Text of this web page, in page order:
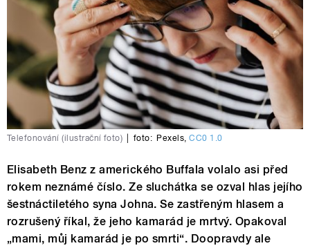
Telefonování (ilustrační foto) foto: Pexels ,CC0 1.0
Elisabeth Benz z amerického Buffala volalo asi před
rokem neznámé číslo. Ze sluchátka se ozval hlas jejího
šestnáctiletého syna Johna. Se zastřeným hlasem a
rozrušený říkal, že jeho kamarád je mrtvý. Opakoval
„mami, můj kamarád je po smrti“. Doopravdy ale